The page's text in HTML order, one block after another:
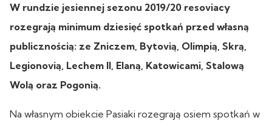
W rundzie jesiennej sezonu 2019/20 resoviacy
rozegrają minimum dziesięć spotkań przed własną
publicznością: ze Zniczem, Bytovią, Olimpią, Skrą,
Legionovią, Lechem II, Elaną, Katowicami, Stalową
Wolą oraz Pogonią.
Na własnym obiekcie Pasiaki rozegrają osiem spotkań w